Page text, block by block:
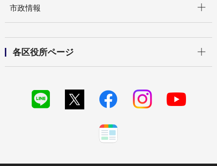
市政情報
各区役所ページ